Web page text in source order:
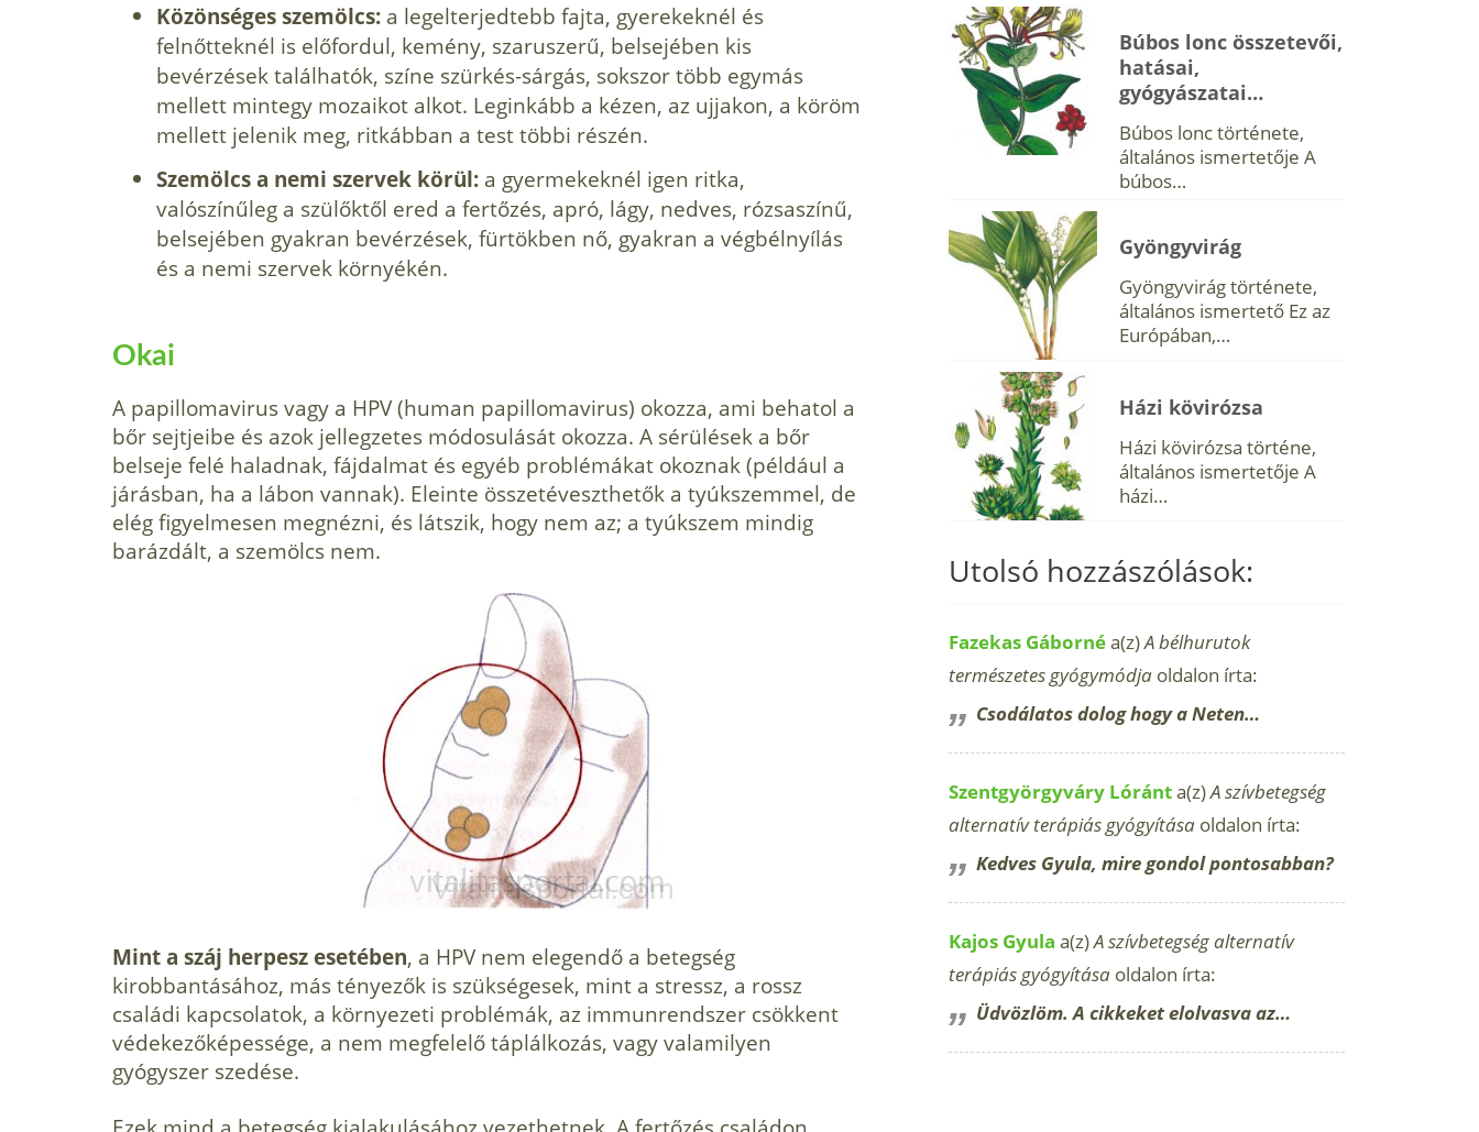
Közönséges szemölcs: a legelterjedtebb fajta, gyerekeknél és
felnőtteknél is elő­fordul, kemény, szaruszerű, belsejében kis
bevérzések találhatók, színe szürkés-sárgás, sokszor több egymás
mellett mintegy mozaikot alkot. Leginkább a kézen, az ujjakon, a köröm
mellett jelenik meg, ritkábban a test többi részén.
Szemölcs a nemi szervek körül: a gyer­mekeknél igen ritka,
valószínűleg a szü­lőktől ered a fertőzés, apró, lágy, nedves, rózsaszínű,
belsejében gyakran bevérzé­sek, fürtökben nő, gyakran a végbélnyílás
és a nemi szervek környékén.
Okai
A papillomavirus vagy a HPV (human papillomavirus) okozza, ami behatol a
bőr sejtjeibe és azok jellegzetes módosu­lását okozza. A sérülések a bőr
belseje felé haladnak, fájdalmat és egyéb problémákat okoznak (például a
járásban, ha a lábon vannak). Eleinte összetéveszthetők a tyúk­szemmel, de
elég figyelmesen megnézni, és látszik, hogy nem az; a tyúkszem mindig
barázdált, a szemölcs nem.
Mint a száj herpesz esetében, a HPV nem elegendő a be­tegség
kirobbantásához, más tényezők is szükségesek, mint a stressz, a rossz
családi kapcsola­tok, a környezeti problémák, az immunrend­szer csökkent
védekezőképessége, a nem megfelelő táplálkozás, vagy valamilyen
gyógyszer szedése.
Búbos lonc összetevői,
hatásai,
gyógyászatai…
Búbos lonc története,
általános ismertetője A
búbos…
Gyöngyvirág
Gyöngyvirág története,
általános ismertető Ez az
Európában,…
Házi kövirózsa
Házi kövirózsa történe,
általános ismertetője A
házi…
Utolsó hozzászólások:
Fazekas Gábornéa(z)A bélhurutok
természetes gyógymódja oldalon írta:
Csodálatos dolog hogy a Neten…
Szentgyörgyváry Lóránta(z)A szívbetegség
alternatív terápiás gyógyítása oldalon írta:
Kedves Gyula, mire gondol pontosabban?
Kajos Gyula a(z)A szívbetegség alternatív
terápiás gyógyítása oldalon írta:
Üdvözlöm. A cikkeket elolvasva az…